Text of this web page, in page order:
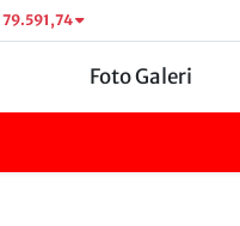
79.591,74
Foto Galeri